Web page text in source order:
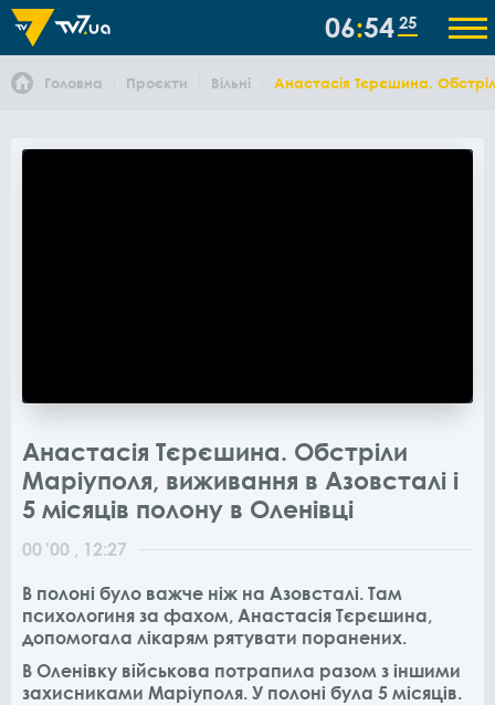
06 54 25
Головна Проєкти Вільні Анастасія Тєрєшина.
Анастасія Тєрєшина. Обстріли
Маріуполя, виживання в Азовсталі і
5 місяців полону в Оленівці
00 '00 , 12:27
В полоні було важче ніж на Азовсталі. Там
психологиня за фахом, Анастасія Тєрєшина,
допомогала лікарям рятувати поранених.
В Оленівку військова потрапила разом з іншими
захисниками Маріуполя. У полоні була 5 місяців.